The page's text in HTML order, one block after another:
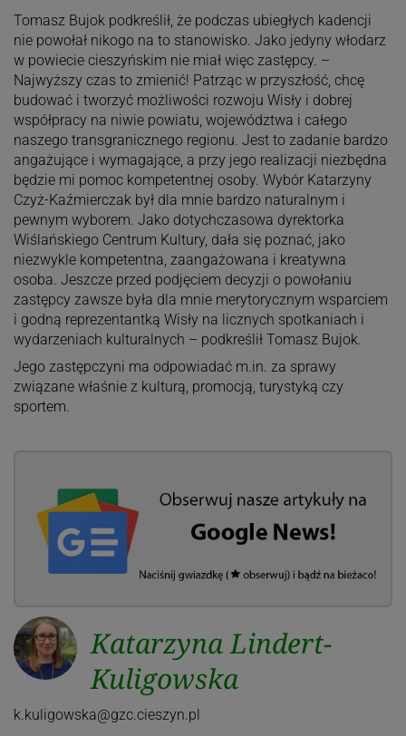
Tomasz Bujok podkreślił, że podczas ubiegłych kadencji
nie powołał nikogo na to stanowisko. Jako jedyny włodarz
w powiecie cieszyńskim nie miał więc zastępcy. –
Najwyższy czas to zmienić! Patrząc w przyszłość, chcę
budować i tworzyć możliwości rozwoju Wisły i dobrej
współpracy na niwie powiatu, województwa i całego
naszego transgranicznego regionu. Jest to zadanie bardzo
angażujące i wymagające, a przy jego realizacji niezbędna
będzie mi pomoc kompetentnej osoby. Wybór Katarzyny
Czyż-Kaźmierczak był dla mnie bardzo naturalnym i
pewnym wyborem. Jako dotychczasowa dyrektorka
Wiślańskiego Centrum Kultury, dała się poznać, jako
niezwykle kompetentna, zaangażowana i kreatywna
osoba. Jeszcze przed podjęciem decyzji o powołaniu
zastępcy zawsze była dla mnie merytorycznym wsparciem
i godną reprezentantką Wisły na licznych spotkaniach i
wydarzeniach kulturalnych – podkreślił Tomasz Bujok.
Jego zastępczyni ma odpowiadać m.in. za sprawy
związane właśnie z kulturą, promocją, turystyką czy
sportem.
Katarzyna Lindert-
Kuligowska
k.kuligowska@gzc.cieszyn.pl